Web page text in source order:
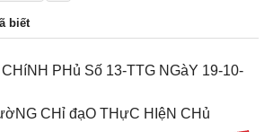
biết
PHủ Số 13-TTG NGàY 19-10-
CHỉ đạO THựC HIệN CHủ